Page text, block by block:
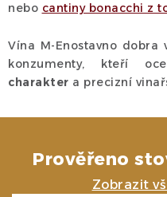
nebo cantiny bonacchi z
Vína M-Enostavno
konzumenty, kteří
charakter a precizní
Prověřeno
Zobrazit